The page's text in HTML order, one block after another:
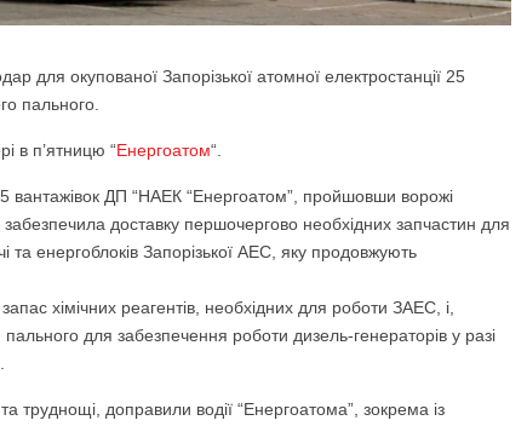
для окупованої Запорізької атомної електростанції 25
пального.
в п’ятницю “Енергоатом“.
вантажівок ДП “НАЕК “Енергоатом”, пройшовши ворожі
доставку першочергово необхідних запчастин для
та енергоблоків Запорізької АЕС, яку продовжують
хімічних реагентів, необхідних для роботи ЗАЕС, і,
для забезпечення роботи дизель-генераторів у разі
труднощі, доправили водії “Енергоатома”, зокрема із